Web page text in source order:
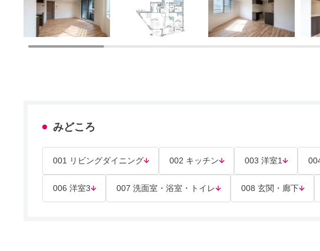
みどころ
001 リビングダイニング 002 キッチン 003 洋室1
006 洋室3 007 洗面室・浴室・トイレ 008 玄関・廊下